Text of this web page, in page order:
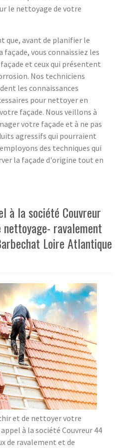
le nettoyage de votre
que, avant de planifier le
façade, vous connaissiez les
et ceux qui présentent
Nos techniciens
les connaissances
pour nettoyer en
façade. Nous veillons à
votre façade et à ne pas
agressifs qui pourraient
des techniques qui
la façade d'origine tout en
à la société Couvreur
ravalement
Loire Atlantique
et de nettoyer votre
à la société Couvreur 44
de ravalement et de